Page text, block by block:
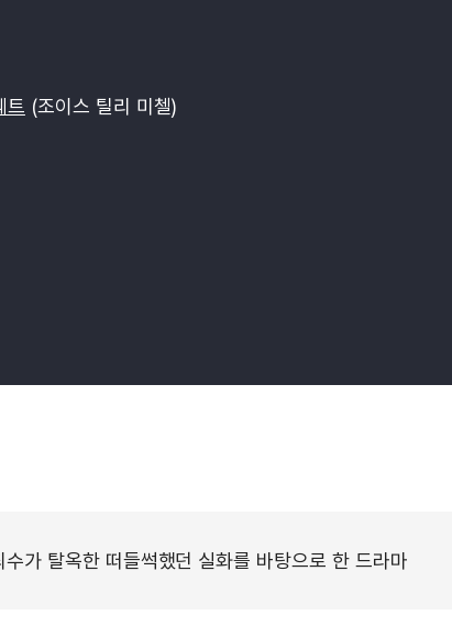
트 (조이스 틸리 미첼)
가 탈옥한 떠들썩했던 실화를 바탕으로 한 드라마